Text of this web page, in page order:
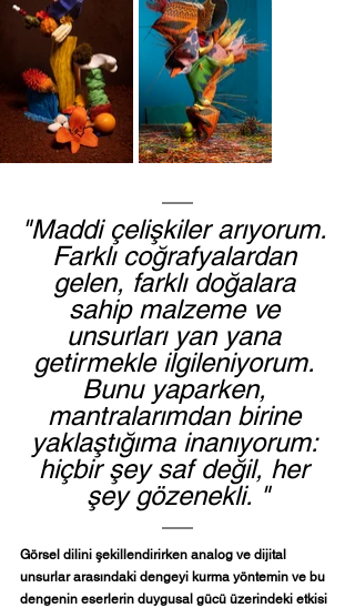
"Maddi çelişkiler arıyorum.
Farklı coğrafyalardan
gelen, farklı doğalara
sahip malzeme ve
unsurları yan yana
getirmekle ilgileniyorum.
Bunu yaparken,
mantralarımdan birine
yaklaştığıma inanıyorum:
hiçbir şey saf değil, her
şey gözenekli. "
Görsel dilini şekillendirirken analog ve dijital
unsurlar arasındaki dengeyi kurma yöntemin ve bu
dengenin eserlerin duygusal gücü üzerindeki etkisi